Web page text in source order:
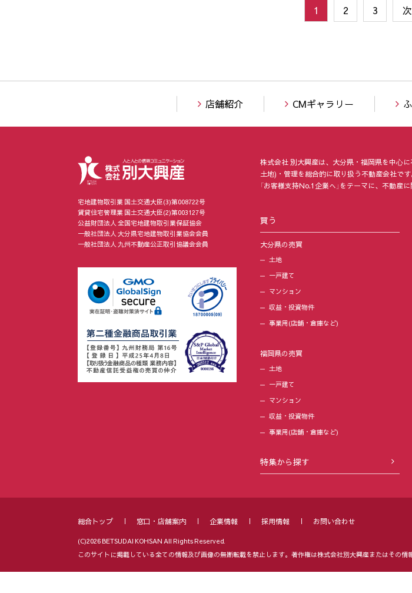
1 2 3
店舗紹介 CMギャラリー
宅地建物取引業 国土交通大臣(3)第008722号
賃貸住宅管理業 国土交通大臣(2)第003127号
公益財団法人 全国宅地建物取引業保証協会
一般社団法人 大分県宅地建物取引業協会会員
一般社団法人 九州不動産公正取引協議会会員
株式会社 別大興産は、大分県・福岡県を中⼼
土地)・管理を総合的に取り扱う不動産会社です
「お客様支持No.1企業へ」をテーマに、不動産
買う
大分県の売買
土地
一戸建て
マンション
収益・投資物件
事業用(店舗・倉庫など)
福岡県の売買
土地
一戸建て
マンション
収益・投資物件
事業用(店舗・倉庫など)
特集から探す
総合トップ 窓口・店舗案内 企業情報 採用情報 お問い合わせ
(C)2026 BETSUDAI KOHSAN All Rights Reserved.
このサイトに掲載している全ての情報及び画像の無断転載を禁止します。 著作権は株式会社別大興産またはその情